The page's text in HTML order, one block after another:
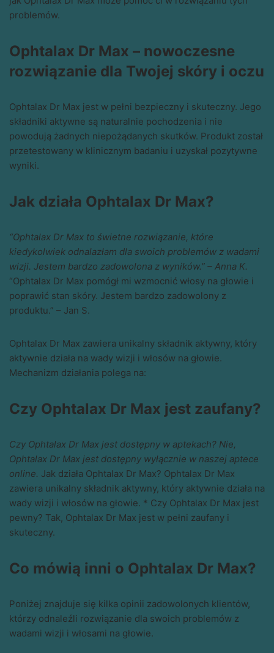
problemów.
Ophtalax Dr Max – nowoczesne
rozwiązanie dla Twojej skóry i oczu
Ophtalax Dr Max jest w pełni bezpieczny i skuteczny. Jego
składniki aktywne są naturalnie pochodzenia i nie
powodują żadnych niepożądanych skutków. Produkt został
przetestowany w klinicznym badaniu i uzyskał pozytywne
wyniki.
Jak działa Ophtalax Dr Max?
“Ophtalax Dr Max to świetne rozwiązanie, które
kiedykolwiek odnalazłam dla swoich problemów z wadami
wizji. Jestem bardzo zadowolona z wyników.” – Anna K.
“Ophtalax Dr Max pomógł mi wzmocnić włosy na głowie i
poprawić stan skóry. Jestem bardzo zadowolony z
produktu.” – Jan S.
Ophtalax Dr Max zawiera unikalny składnik aktywny, który
aktywnie działa na wady wizji i włosów na głowie.
Mechanizm działania polega na:
Czy Ophtalax Dr Max jest zaufany?
Czy Ophtalax Dr Max jest dostępny w aptekach? Nie,
Ophtalax Dr Max jest dostępny wyłącznie w naszej aptece
online. Jak działa Ophtalax Dr Max? Ophtalax Dr Max
zawiera unikalny składnik aktywny, który aktywnie działa na
wady wizji i włosów na głowie. * Czy Ophtalax Dr Max jest
pewny? Tak, Ophtalax Dr Max jest w pełni zaufany i
skuteczny.
Co mówią inni o Ophtalax Dr Max?
Poniżej znajduje się kilka opinii zadowolonych klientów,
którzy odnaleźli rozwiązanie dla swoich problemów z
wadami wizji i włosami na głowie.